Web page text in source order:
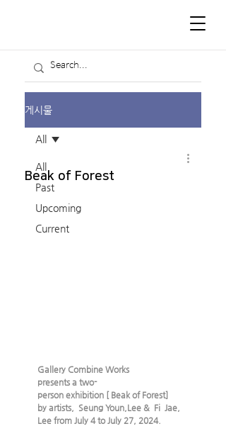
게시물
All
Past
Upcoming
Current
All
Beak of Forest
Gallery Combine Works
presents a two-
person exhibition [ Beak of Forest]
by artists,  Seung Youn,Lee &  Fi  Jae,
Lee from July 4 to July 27, 2024.